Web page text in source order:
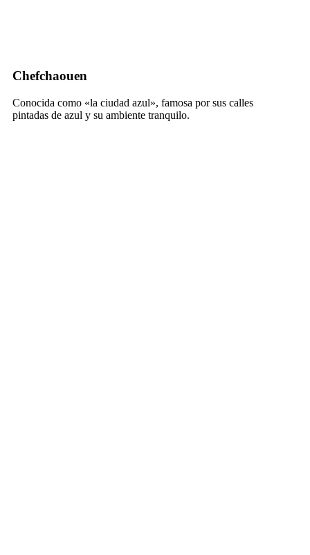
Chefchaouen
Conocida como «la ciudad azul», famosa por sus calles
pintadas de azul y su ambiente tranquilo.